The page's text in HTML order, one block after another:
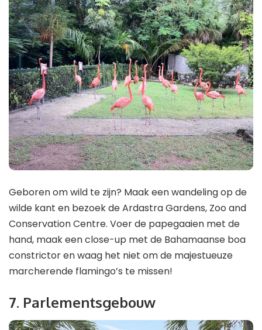
Geboren om wild te zijn? Maak een wandeling op de
wilde kant en bezoek de Ardastra Gardens, Zoo and
Conservation Centre. Voer de papegaaien met de
hand, maak een close-up met de Bahamaanse boa
constrictor en waag het niet om de majestueuze
marcherende flamingo’s te missen!
7. Parlementsgebouw